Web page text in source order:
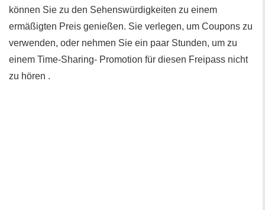
können Sie zu den Sehenswürdigkeiten zu einem
ermäßigten Preis genießen. Sie verlegen, um Coupons zu
verwenden, oder nehmen Sie ein paar Stunden, um zu
einem Time-Sharing- Promotion für diesen Freipass nicht
zu hören .